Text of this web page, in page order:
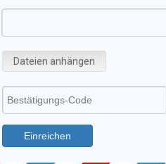
Dateien anhängen
Einreichen